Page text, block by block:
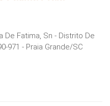
De Fatima, Sn - Distrito De
971 - Praia Grande/SC